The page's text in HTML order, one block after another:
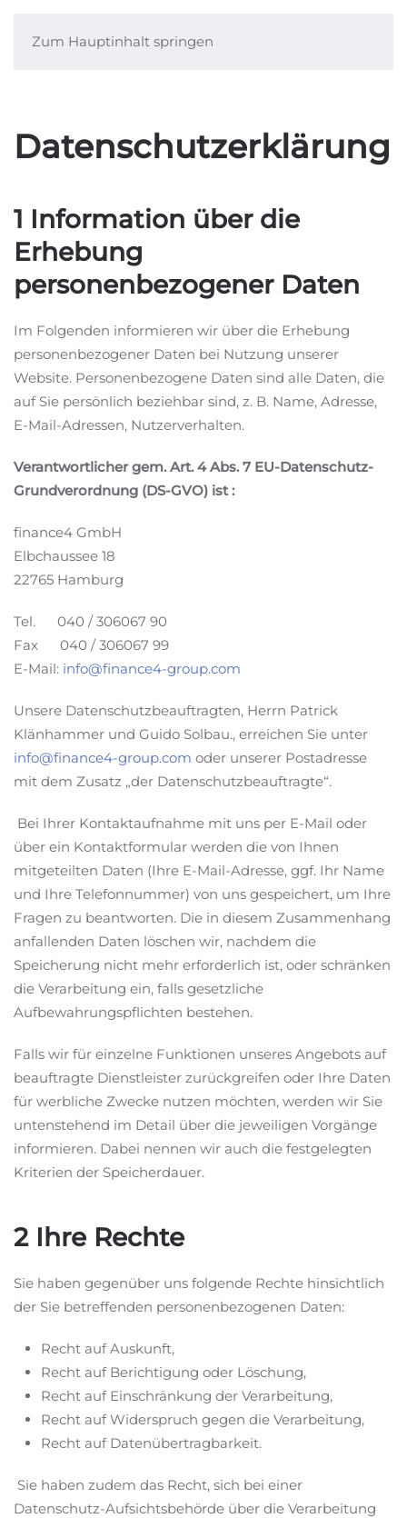
Zum Hauptinhalt springen
Datenschutzerklärung
1 Information über die
Erhebung
personenbezogener Daten
Im Folgenden informieren wir über die Erhebung
personenbezogener Daten bei Nutzung unserer
Website. Personenbezogene Daten sind alle Daten, die
auf Sie persönlich beziehbar sind, z. B. Name, Adresse,
E-Mail-Adressen, Nutzerverhalten.
Verantwortlicher gem. Art. 4 Abs. 7 EU-Datenschutz-
Grundverordnung (DS-GVO) ist :
finance4 GmbH
Elbchaussee 18
22765 Hamburg
Tel. 040 / 306067 90
Fax 040 / 306067 99
E-Mail: info@finance4-group.com
Unsere Datenschutzbeauftragten, Herrn Patrick
Klänhammer und Guido Solbau., erreichen Sie unter
info@finance4-group.com oder unserer Postadresse
mit dem Zusatz „der Datenschutzbeauftragte“.
Bei Ihrer Kontaktaufnahme mit uns per E-Mail oder
über ein Kontaktformular werden die von Ihnen
mitgeteilten Daten (Ihre E-Mail-Adresse, ggf. Ihr Name
und Ihre Telefonnummer) von uns gespeichert, um Ihre
Fragen zu beantworten. Die in diesem Zusammenhang
anfallenden Daten löschen wir, nachdem die
Speicherung nicht mehr erforderlich ist, oder schränken
die Verarbeitung ein, falls gesetzliche
Aufbewahrungspflichten bestehen.
Falls wir für einzelne Funktionen unseres Angebots auf
beauftragte Dienstleister zurückgreifen oder Ihre Daten
für werbliche Zwecke nutzen möchten, werden wir Sie
untenstehend im Detail über die jeweiligen Vorgänge
informieren. Dabei nennen wir auch die festgelegten
Kriterien der Speicherdauer.
2 Ihre Rechte
Sie haben gegenüber uns folgende Rechte hinsichtlich
der Sie betreffenden personenbezogenen Daten:
Recht auf Auskunft,
Recht auf Berichtigung oder Löschung,
Recht auf Einschränkung der Verarbeitung,
Recht auf Widerspruch gegen die Verarbeitung,
Recht auf Datenübertragbarkeit.
Sie haben zudem das Recht, sich bei einer
Datenschutz-Aufsichtsbehörde über die Verarbeitung